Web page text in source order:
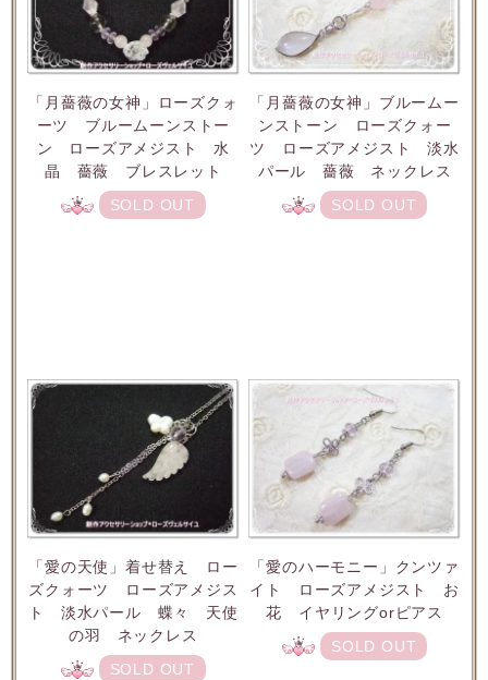
「月薔薇の女神」ローズクォ
ーツ ブルームーンストー
ン ローズアメジスト 水
晶 薔薇 ブレスレット
SOLD OUT
「月薔薇の女神」ブルームー
ンストーン ローズクォー
ツ ローズアメジスト 淡水
パール 薔薇 ネックレス
SOLD OUT
「愛の天使」着せ替え ロー
ズクォーツ ローズアメジス
ト 淡水パール 蝶々 天使
の羽 ネックレス
SOLD OUT
「愛のハーモニー」クンツァ
イト ローズアメジスト お
花 イヤリングorピアス
SOLD OUT